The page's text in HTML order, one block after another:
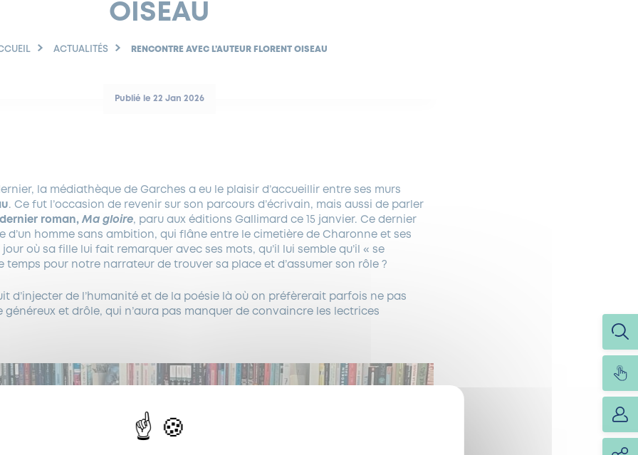
OISEAU
ACTUALITÉS RENCONTRE AVEC L’AUTEUR FLORENT OISEAU
Publié le 22 Jan 2026
la médiathèque de Garches a eu le plaisir d’accueillir entre ses murs
. Ce fut l’occasion de revenir sur son parcours d’écrivain, mais aussi de parler
roman, Ma gloire, paru aux éditions Gallimard ce 15 janvier. Ce dernier
d’un homme sans ambition, qui flâne entre le cimetière de Charonne et ses
où sa fille lui fait remarquer avec ses mots, qu’il lui semble qu’il « se
temps pour notre narrateur de trouver sa place et d’assumer son rôle ?
d’injecter de l’humanité et de la poésie là où on préfèrerait parfois ne pas
généreux et drôle, qui n’aura pas manquer de convaincre les lectrices